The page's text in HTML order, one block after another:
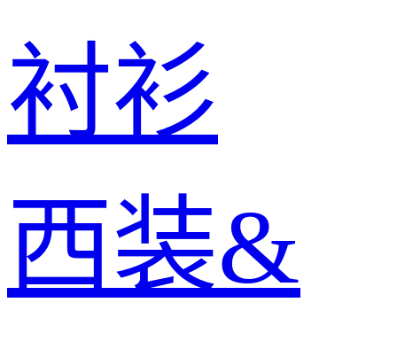
衬衫
西装&